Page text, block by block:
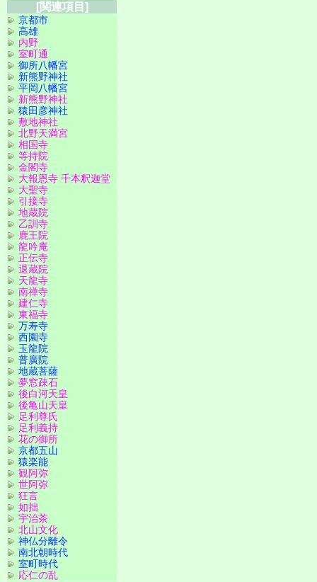
[関連項目]
京都市
高雄
内野
室町通
御所八幡宮
新熊野神社
平岡八幡宮
新熊野神社
猿田彦神社
敷地神社
北野天満宮
相国寺
等持院
金閣寺
大報恩寺 千本釈迦堂
大聖寺
引接寺
地蔵院
乙訓寺
鹿王院
龍吟庵
正伝寺
退蔵院
天龍寺
南禅寺
建仁寺
東福寺
万寿寺
西園寺
玉龍院
普廣院
地蔵菩薩
夢窓疎石
後白河天皇
後亀山天皇
足利尊氏
足利義持
花の御所
京都五山
猿楽能
観阿弥
世阿弥
狂言
如拙
宇治茶
北山文化
神仏分離令
南北朝時代
室町時代
応仁の乱